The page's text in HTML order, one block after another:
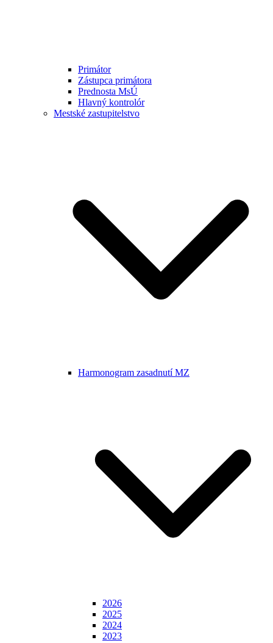
Primátor
Zástupca primátora
Prednosta MsÚ
Hlavný kontrolór
Mestské zastupitelstvo
Harmonogram zasadnutí MZ
2026
2025
2024
2023